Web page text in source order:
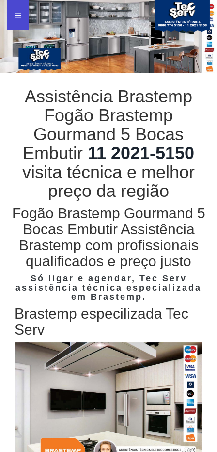
Assistência Brastemp
Fogão Brastemp
Gourmand 5 Bocas
Embutir 11 2021-5150
visita técnica e melhor
preço da região
Fogão Brastemp Gourmand 5
Bocas Embutir Assistência
Brastemp com profissionais
qualificados e preço justo
Só ligar e agendar, Tec Serv
assistência técnica especializada
em Brastemp .
Brastemp especilizada Tec
Serv